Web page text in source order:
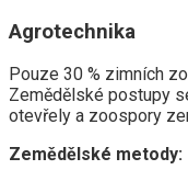
Agrotechnika
Pouze 30 % zimních
Zemědělské postupy
otevřely a zoospory
Zemědělské metody: